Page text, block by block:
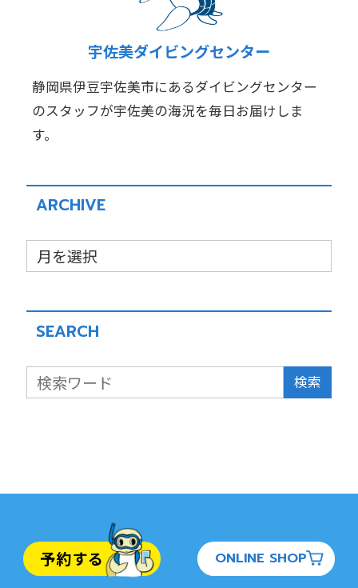
宇佐美ダイビングセンター
静岡県伊豆宇佐美市にあるダイビングセンター
のスタッフが宇佐美の海況を毎日お届けしま
す。
ARCHIVE
SEARCH
検索
予約する ONLINE SHOP